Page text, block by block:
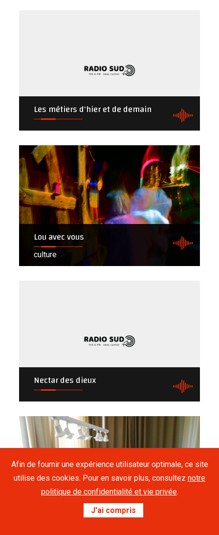
Afin de fournir une expérience utilisateur optimale, ce site
utilise des cookies. Pour en savoir plus, consultez notre
politique de confidentialité et vie privée.
J'ai compris
Les métiers d'hier et de demain
Lou avec vous
culture
Nectar des dieux
Ni chaud ni froid
Radio Sud 88.7 FM